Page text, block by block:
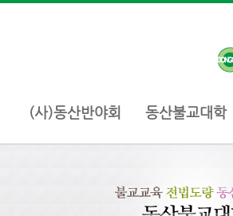
(사)동산반야회 동산불교대학